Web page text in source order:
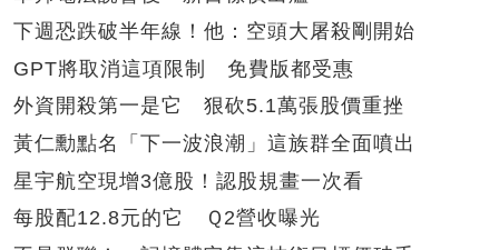
下週恐跌破半年線！他：空頭大屠殺剛開始
GPT將取消這項限制 免費版都受惠
外資開殺第一是它 狠砍5.1萬張股價重挫
黃仁勳點名「下一波浪潮」這族群全面噴出
星宇航空現增3億股！認股規畫一次看
每股配12.8元的它 Ｑ2營收曝光